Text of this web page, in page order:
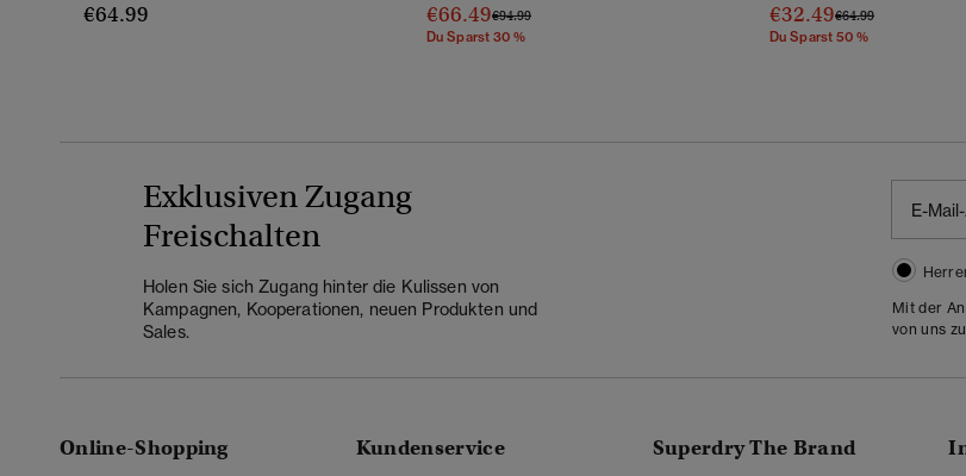
€64.99 €66.49Preis Wurde Reduziert Von
€94.99Bis
Du Sparst 30 %
€32.49Preis Wurde Reduziert
€64.99Bis
Du Sparst 50 %
Exklusiven Zugang
Freischalten
Holen Sie sich Zugang hinter die Kulissen von
Kampagnen, Kooperationen, neuen Produkten und
Sales.
Mit der
von uns
Online-Shopping Kundenservice Superdry The Brand